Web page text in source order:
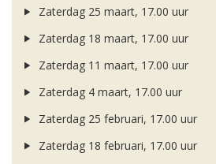
Zaterdag 25 maart, 17.00 uur
Zaterdag 18 maart, 17.00 uur
Zaterdag 11 maart, 17.00 uur
Zaterdag 4 maart, 17.00 uur
Zaterdag 25 februari, 17.00 uur
Zaterdag 18 februari, 17.00 uur